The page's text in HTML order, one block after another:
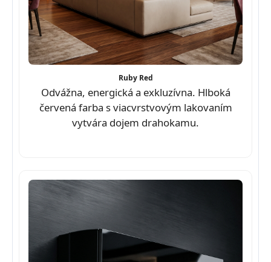
Ruby Red
Odvážna, energická a exkluzívna. Hlboká
červená farba s viacvrstvovým lakovaním
vytvára dojem drahokamu.